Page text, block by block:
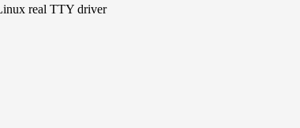
real TTY driver